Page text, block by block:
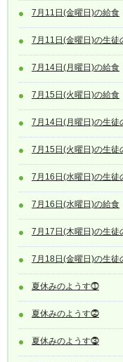
7月11日(金曜日)の給食
7月11日(金曜日)の生徒
7月14日(月曜日)の給食
7月15日(火曜日)の給食
7月14日(月曜日)の生徒
7月15日(火曜日)の生徒
7月16日(水曜日)の生徒
7月16日(水曜日)の給食
7月17日(木曜日)の生徒
7月18日(金曜日)の生徒
夏休みのようす⓵
夏休みのようす⓶
夏休みのようす⓷